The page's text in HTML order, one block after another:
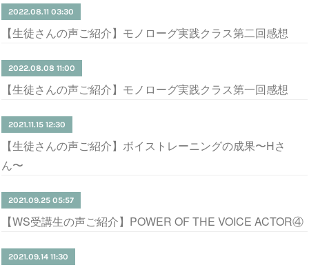
2022.08.11 03:30
【生徒さんの声ご紹介】モノローグ実践クラス第二回感想
2022.08.08 11:00
【生徒さんの声ご紹介】モノローグ実践クラス第一回感想
2021.11.15 12:30
【生徒さんの声ご紹介】ボイストレーニングの成果〜Hさ
ん〜
2021.09.25 05:57
【WS受講生の声ご紹介】POWER OF THE VOICE ACTOR④
2021.09.14 11:30